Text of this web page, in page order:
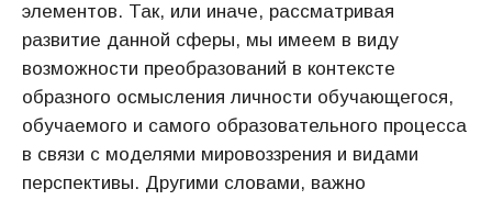
элементов. Так, или иначе, рассматривая
развитие данной сферы, мы имеем в виду
возможности преобразований в контексте
образного осмысления личности обучающегося,
обучаемого и самого образовательного процесса
в связи с моделями мировоззрения и видами
перспективы. Другими словами, важно